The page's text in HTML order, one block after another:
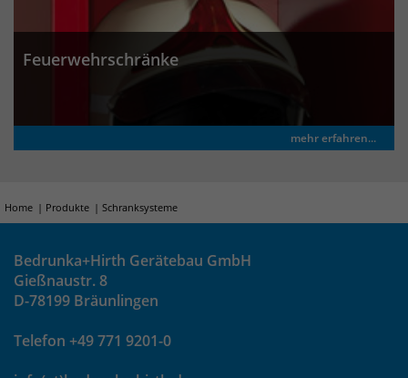
Feuerwehrschränke
mehr erfahren...
Home Produkte Schranksysteme
Bedrunka+Hirth Gerätebau GmbH
Gießnaustr. 8
D-78199 Bräunlingen
Telefon +49 771 9201-0